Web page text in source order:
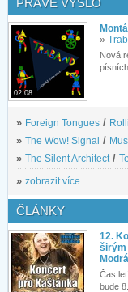
02.08.
»
Nová
» Foreign Tongues /
» The Wow! Signal /
» The Silent Architect /
» zobrazit více...
ČLÁNKY
12.
širým
Čas
bude